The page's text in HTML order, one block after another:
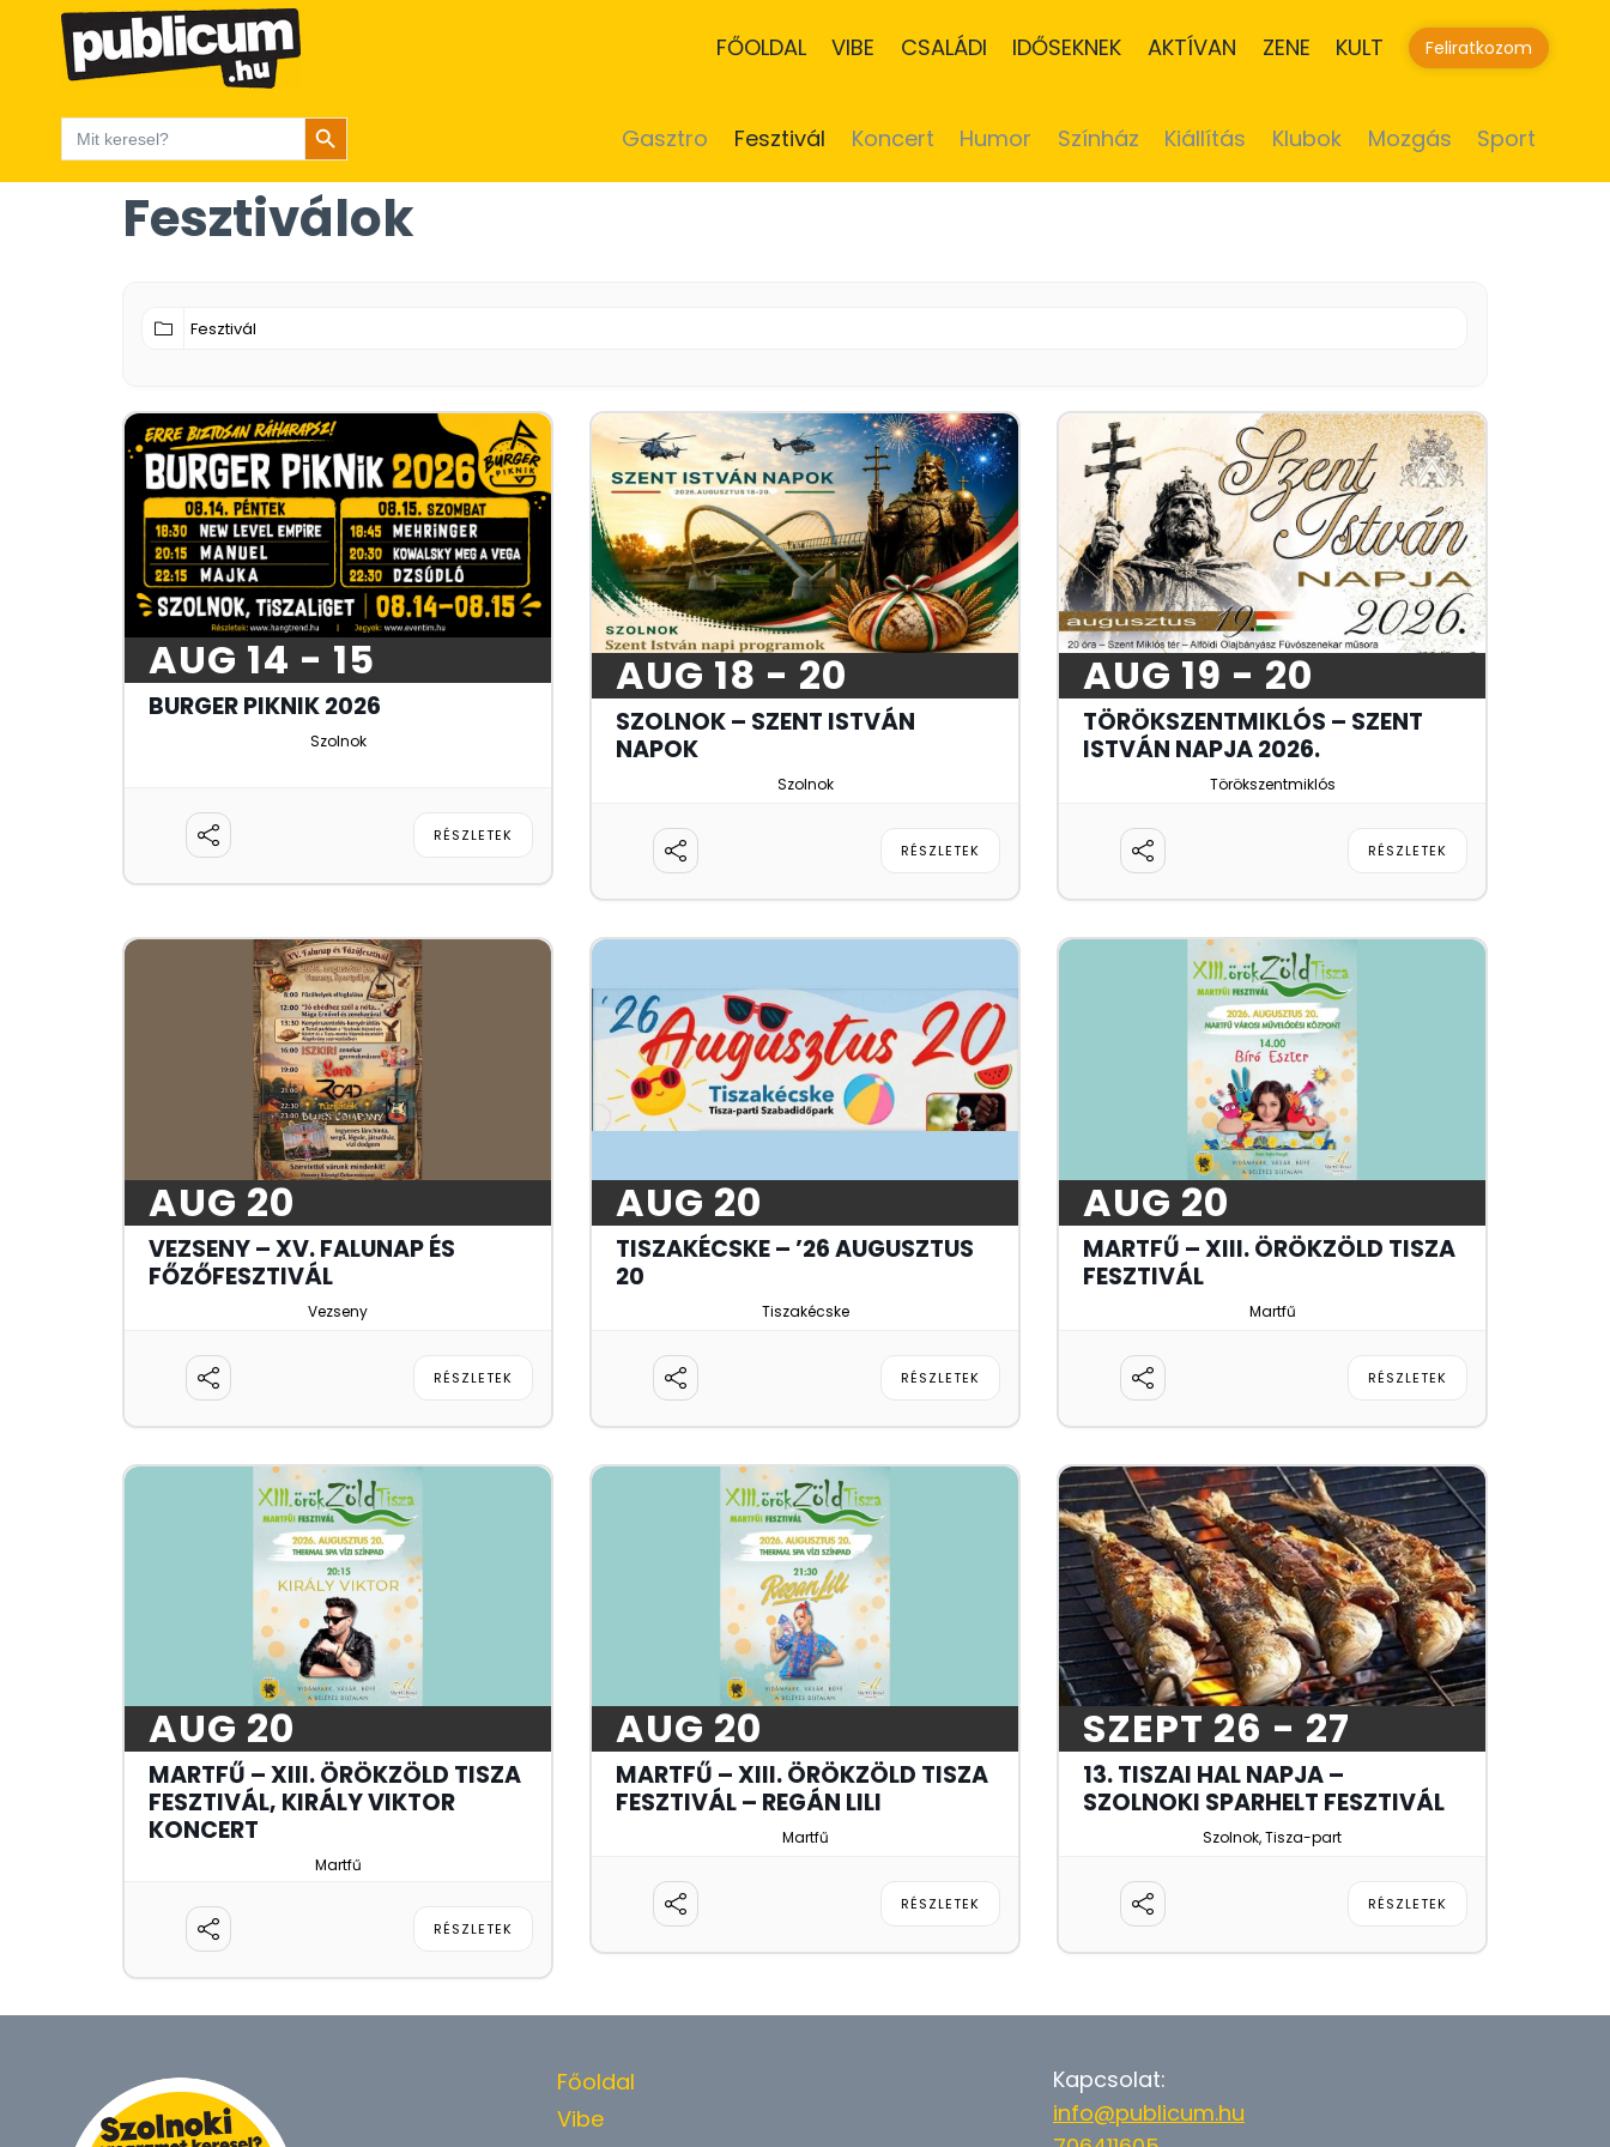
FŐOLDAL VIBE CSALÁDI IDŐSEKNEK AKTÍVAN ZENE KULT Feliratkozom
Search
for:
Search Button
Gasztro Fesztivál Koncert Humor Színház Kiállítás Klubok Mozgás Sport
Fesztiválok
AUG 14 - 15
BURGER PIKNIK 2026
Szolnok
RÉSZLETEK
AUG 18 - 20
SZOLNOK – SZENT ISTVÁN
NAPOK
Szolnok
RÉSZLETEK
AUG 19 - 20
TÖRÖKSZENTMIKLÓS – SZENT
ISTVÁN NAPJA 2026.
Törökszentmiklós
RÉSZLETEK
AUG 20
VEZSENY – XV. FALUNAP ÉS
FŐZŐFESZTIVÁL
Vezseny
RÉSZLETEK
AUG 20
TISZAKÉCSKE – ’26 AUGUSZTUS
20
Tiszakécske
RÉSZLETEK
AUG 20
MARTFŰ – XIII. ÖRÖKZÖLD TISZA
FESZTIVÁL
Martfű
RÉSZLETEK
AUG 20
MARTFŰ – XIII. ÖRÖKZÖLD TISZA
FESZTIVÁL, KIRÁLY VIKTOR
KONCERT
Martfű
RÉSZLETEK
AUG 20
MARTFŰ – XIII. ÖRÖKZÖLD TISZA
FESZTIVÁL – REGÁN LILI
Martfű
RÉSZLETEK
SZEPT 26 - 27
13. TISZAI HAL NAPJA –
SZOLNOKI SPARHELT FESZTIVÁL
Szolnok, Tisza-part
RÉSZLETEK
Főoldal
Vibe
Kapcsolat:
info@publicum.hu